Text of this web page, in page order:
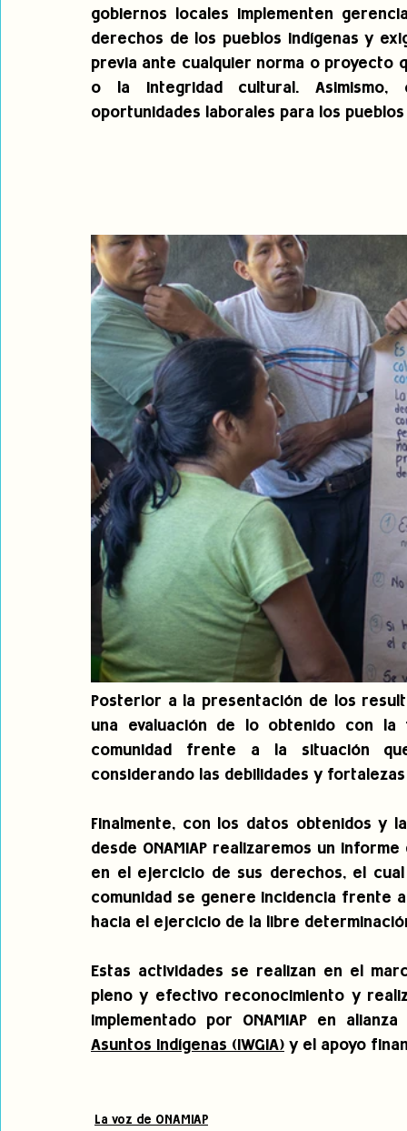
gobiernos locales implementen
derechos de los pueblos indígenas y
previa ante cualquier norma o proyecto
o la integridad cultural. Asimismo,
oportunidades laborales para los pueblos
Posterior a la presentación de los
una evaluación de lo obtenido con
comunidad frente a la situación
considerando las debilidades y
Finalmente, con los datos obtenidos y
desde ONAMIAP realizaremos un
en el ejercicio de sus derechos, el
comunidad se genere incidencia frente
hacia el ejercicio de la libre
Estas actividades se realizan en el
pleno y efectivo reconocimiento y
implementado por ONAMIAP en
Asuntos Indígenas (IWGIA) y el apoyo
La voz de ONAMIAP